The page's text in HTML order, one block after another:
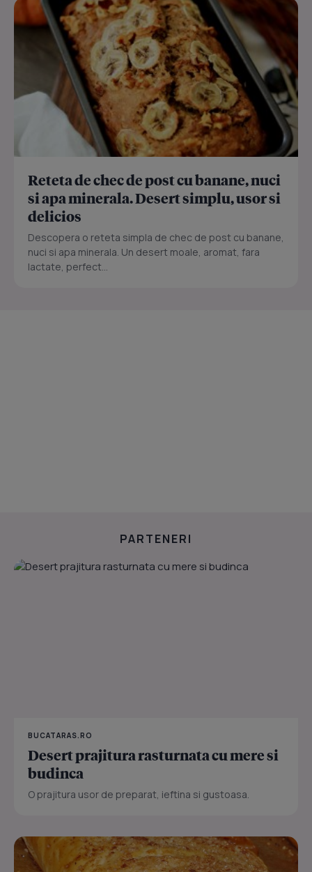
Reteta de chec de post cu banane, nuci
si apa minerala. Desert simplu, usor si
delicios
Descopera o reteta simpla de chec de post cu banane,
nuci si apa minerala. Un desert moale, aromat, fara
lactate, perfect...
PARTENERI
BUCATARAS.RO
Desert prajitura rasturnata cu mere si
budinca
O prajitura usor de preparat, ieftina si gustoasa.